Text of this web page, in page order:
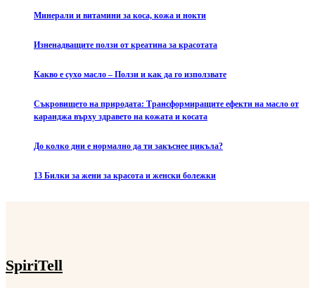
Минерали и витамини за коса, кожа и нокти
Изненадващите ползи от креатина за красотата
Какво е сухо масло – Ползи и как да го използвате
Съкровището на природата: Трансформиращите ефекти на масло от
каранджа върху здравето на кожата и косата
До колко дни е нормално да ти закъснее цикъла?
13 Билки за жени за красота и женски болежки
SpiriTell